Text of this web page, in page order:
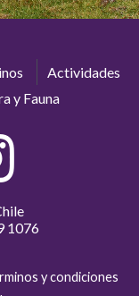
Actividades
y Fauna
1076
y condiciones